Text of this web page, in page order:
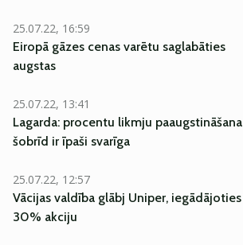
25.07.22, 16:59
Eiropā gāzes cenas varētu saglabāties
augstas
25.07.22, 13:41
Lagarda: procentu likmju paaugstināšana
šobrīd ir īpaši svarīga
25.07.22, 12:57
Vācijas valdība glābj Uniper, iegādājoties
30% akciju